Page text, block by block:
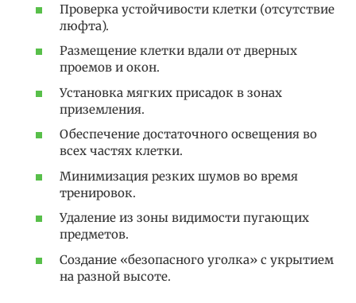
Проверка устойчивости клетки (отсутствие
люфта).
Размещение клетки вдали от дверных
проемов и окон.
Установка мягких присадок в зонах
приземления.
Обеспечение достаточного освещения во
всех частях клетки.
Минимизация резких шумов во время
тренировок.
Удаление из зоны видимости пугающих
предметов.
Создание «безопасного уголка» с укрытием
на разной высоте.